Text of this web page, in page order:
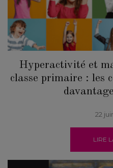
Hyperactivité et
classe primaire : les
22
LIRE